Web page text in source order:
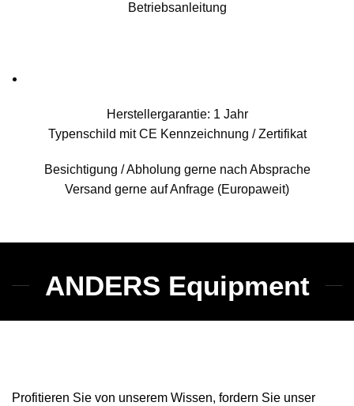
Betriebsanleitung
Herstellergarantie: 1 Jahr
Typenschild mit CE Kennzeichnung / Zertifikat
Besichtigung / Abholung gerne nach Absprache
Versand gerne auf Anfrage (Europaweit)
ANDERS Equipment
Profitieren Sie von unserem Wissen, fordern Sie unser